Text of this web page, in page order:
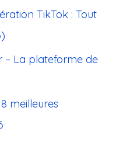
TikTok : Tout
– La plateforme de
meilleures